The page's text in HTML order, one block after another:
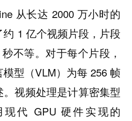
从长达 2000 万小时的
1 亿个视频片段，片段
不等。对于每个片段，
型（VLM）为每 256 帧
视频处理是计算密集型
代 GPU 硬件实现的